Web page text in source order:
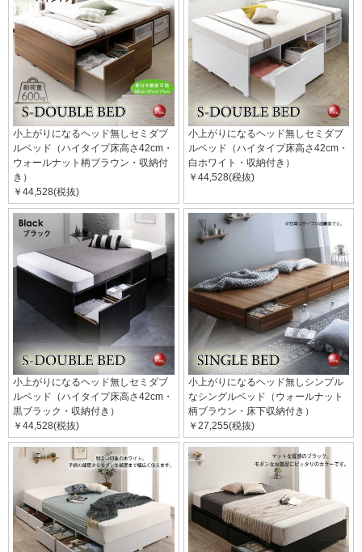
小上がりになるヘッド無しセミダブ
ルベッド（ハイタイプ床高さ42cm・
ウォールナット柄ブラウン・収納付
き）
￥44,528(税抜)
小上がりになるヘッド無しセミダブ
ルベッド（ハイタイプ床高さ42cm・
白ホワイト・収納付き）
￥44,528(税抜)
小上がりになるヘッド無しセミダブ
ルベッド（ハイタイプ床高さ42cm・
黒ブラック・収納付き）
￥44,528(税抜)
小上がりになるヘッド無しシンプル
なシングルベッド（ウォールナット
柄ブラウン・床下収納付き）
￥27,255(税抜)